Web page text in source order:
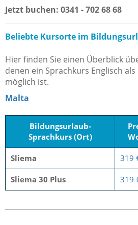
Jetzt buchen: 0341 - 702 68 68
Beliebte Kursorte im
Hier finden Sie einen Überblick
denen ein Sprachkurs Englisch
möglich ist.
Malta
Bildungsurlaub-
Sprachkurs (Ort)
Sliema 319
Sliema 30 Plus 319